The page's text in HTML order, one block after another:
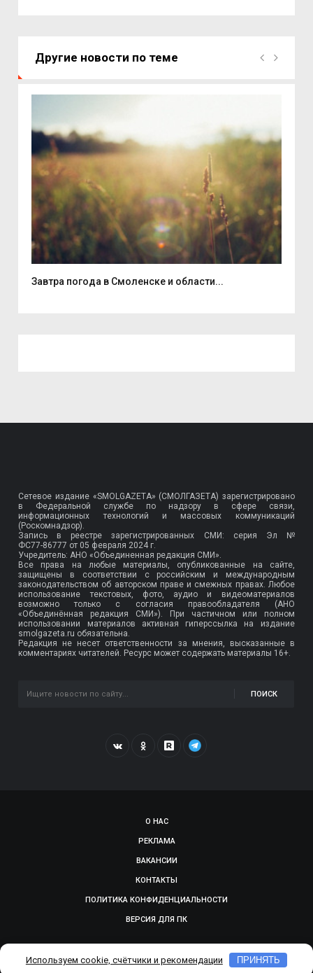
Другие новости по теме
Завтра погода в Смоленске и области...
Сетевое издание «SMOLGAZETA» (СМОЛГАЗЕТА) зарегистрировано
в Федеральной службе по надзору в сфере связи,
информационных технологий и массовых коммуникаций
(Роскомнадзор).
Запись в реестре зарегистрированных СМИ: серия Эл №
ФС77-86777 от 05 февраля 2024 г.
Учредитель: АНО «Объединенная редакция СМИ».
Все права на любые материалы, опубликованные на сайте,
защищены в соответствии с российским и международным
законодательством об авторском праве и смежных правах. Любое
использование текстовых, фото, аудио и видеоматериалов
возможно только с согласия правообладателя (АНО
«Объединённая редакция СМИ»). При частичном или полном
использовании материалов активная гиперссылка на издание
smolgazeta.ru обязательна.
Редакция не несет ответственности за мнения, высказанные в
комментариях читателей. Ресурс может содержать материалы 16+.
ПОИСК
О НАС
РЕКЛАМА
ВАКАНСИИ
КОНТАКТЫ
ПОЛИТИКА КОНФИДЕНЦИАЛЬНОСТИ
ВЕРСИЯ ДЛЯ ПК
© 2009-2026, SMOLGAZETA.RU. СДЕЛАНО ВADEPTUM
Используем cookie, счётчики и рекомендации ПРИНЯТЬ